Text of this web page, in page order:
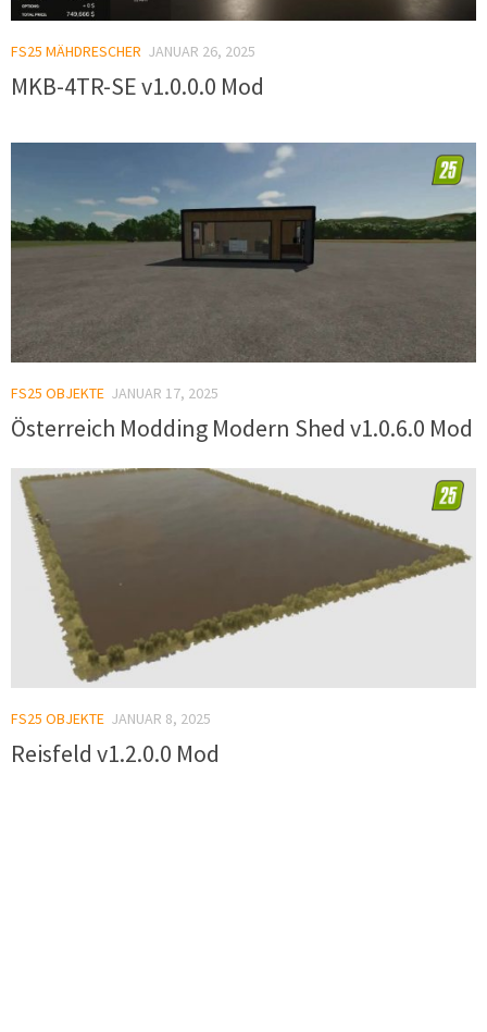
FS25 MÄHDRESCHER JANUAR 26, 2025
MKB-4TR-SE v1.0.0.0 Mod
FS25 OBJEKTE JANUAR 17, 2025
Österreich Modding Modern Shed v1.0.6.0 Mod
FS25 OBJEKTE JANUAR 8, 2025
Reisfeld v1.2.0.0 Mod